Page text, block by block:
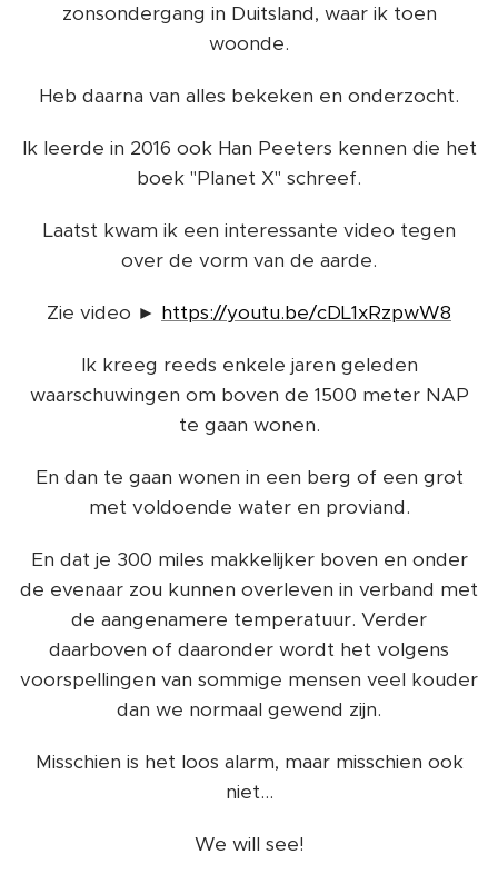
zonsondergang in Duitsland, waar ik toen
woonde.
Heb daarna van alles bekeken en onderzocht.
Ik leerde in 2016 ook Han Peeters kennen die het
boek "Planet X" schreef.
Laatst kwam ik een interessante video tegen
over de vorm van de aarde.
Zie video ► https://youtu.be/cDL1xRzpwW8
Ik kreeg reeds enkele jaren geleden
waarschuwingen om boven de 1500 meter NAP
te gaan wonen.
En dan te gaan wonen in een berg of een grot
met voldoende water en proviand.
En dat je 300 miles makkelijker boven en onder
de evenaar zou kunnen overleven in verband met
de aangenamere temperatuur. Verder
daarboven of daaronder wordt het volgens
voorspellingen van sommige mensen veel kouder
dan we normaal gewend zijn.
Misschien is het loos alarm, maar misschien ook
niet...
We will see!